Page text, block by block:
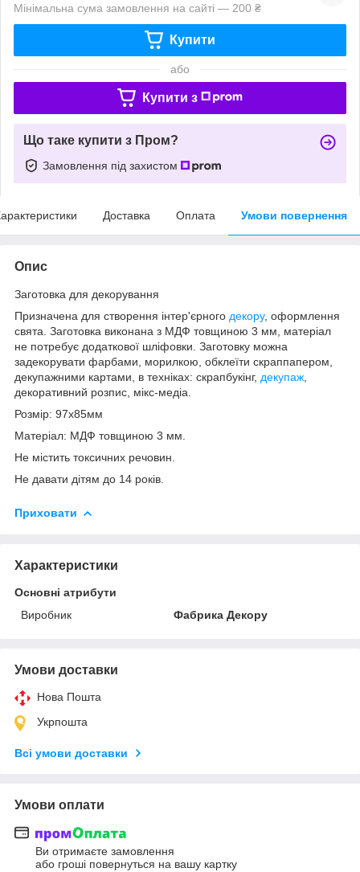
Мінімальна сума замовлення на сайті — 200 ₴
Купити
або
Купити з
Що таке купити з Пром?
Замовлення під захистом
Доставка Оплата Умови повернення
Опис
Заготовка для декорування
Призначена для створення інтер'єрного декору, оформлення
свята. Заготовка виконана з МДФ товщиною 3 мм, матеріал
не потребує додаткової шліфовки. Заготовку можна
задекорувати фарбами, морилкою, обклеїти скраппапером,
декупажними картами, в техніках: скрапбукінг, декупаж
декоративний розпис, мікс-медіа.
Розмір: 97х85мм
Матеріал: МДФ товщиною 3 мм.
Не містить токсичних речовин.
Не давати дітям до 14 років.
Приховати
Характеристики
Основні атрибути
Виробник
Фабрика Декору
Умови доставки
Нова Пошта
Укрпошта
Всі умови доставки
Умови оплати
Ви отримаєте замовлення
або гроші повернуться на вашу картку